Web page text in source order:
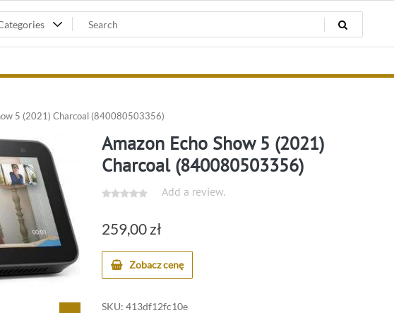
5 (2021) Charcoal (840080503356)
Amazon Echo Show 5 (2021)
Charcoal (840080503356)
Add a review.
259,00 zł
Zobacz cenę
SKU: 413df12fc10e